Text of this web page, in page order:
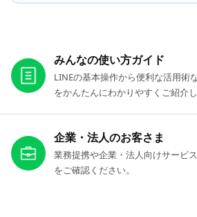
みんなの使い方ガイド
LINEの基本操作から便利な活用術
をかんたんにわかりやすくご紹介し
企業・法人のお客さま
業務提携や企業・法人向けサービ
をご確認ください。